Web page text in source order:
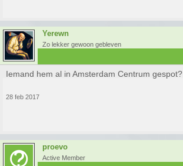
Yerewn
Zo lekker gewoon gebleven
Iemand hem al in Amsterdam Centrum gespot?
28 feb 2017
proevo
Active Member